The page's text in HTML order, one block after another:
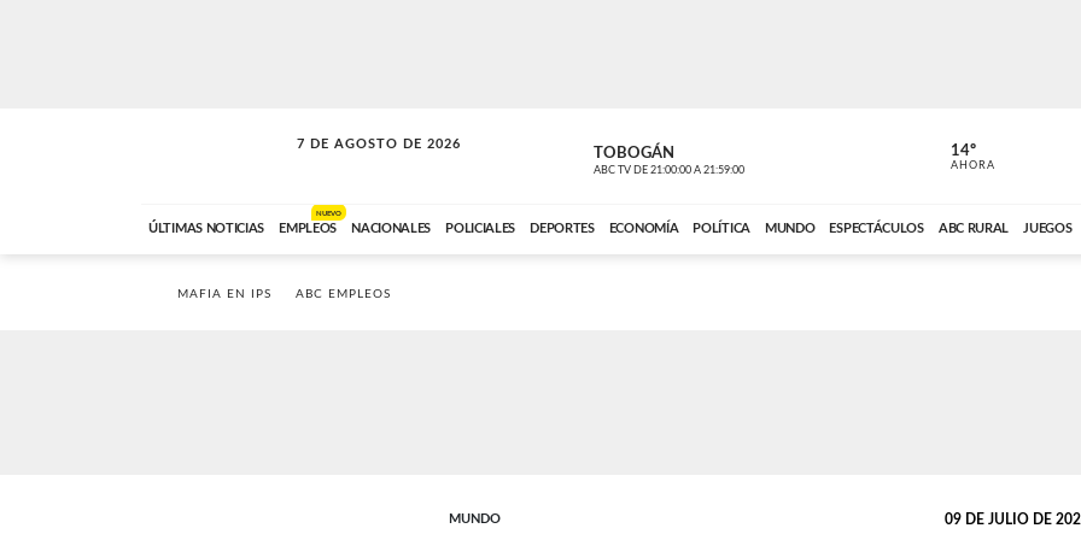
7 DE AGOSTO DE 2026
SOLO MÚSICA TOBOGÁN
ABC TV DE 21:00:00 A 21:59:00 ABC CARDINAL
14º
AHORA
ÚLTIMAS NOTICIAS EMPLEOS
NUEVO
NACIONALES POLICIALES DEPORTES ECONOMÍA POLÍTICA MUNDO ESPECTÁCULOS ABC RURAL JUEGOS
MAFIA EN IPS ABC EMPLEOS
MUNDO 09 DE JULIO DE